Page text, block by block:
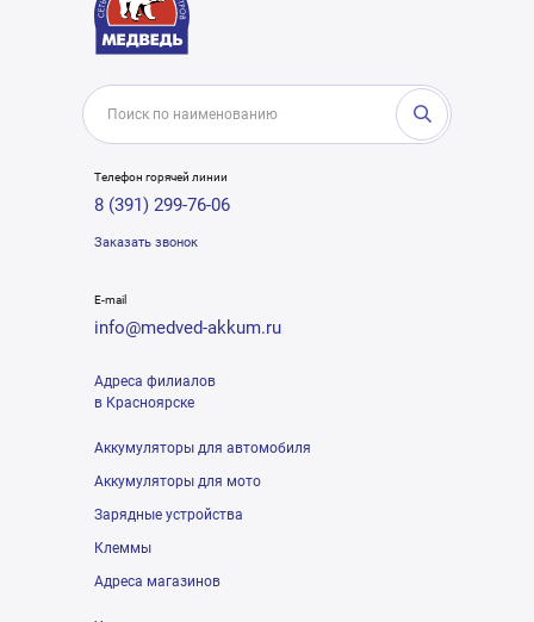
Телефон горячей линии
8 (391) 299-76-06
Заказать звонок
E-mail
info@medved-akkum.ru
Адреса филиалов
в Красноярске
Аккумуляторы для автомобиля
Аккумуляторы для мото
Зарядные устройства
Клеммы
Адреса магазинов